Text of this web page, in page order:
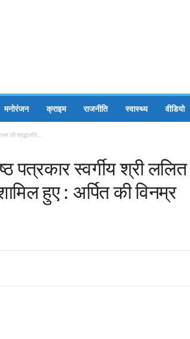
मनोरंजन क्राइम राजनीति स्वास्थ्य वीडियो
की श्रद्धांजलि...
पत्रकार स्वर्गीय श्री ललित
हुए : अर्पित की विनम्र